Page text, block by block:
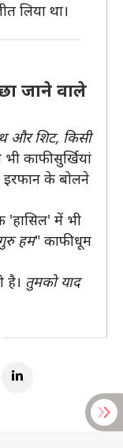
लिया था।
जाने वाले
और शिट, किसी
काफी सुर्खियां
इरफान के बोलने
'हासिल' में भी
हम" काफी धूम
है। तुमको याद